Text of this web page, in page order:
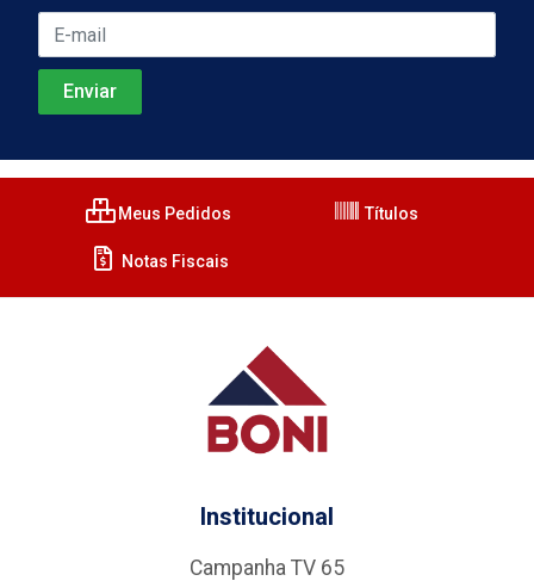
Meus Pedidos Títulos
Notas Fiscais
Institucional
Campanha TV 65